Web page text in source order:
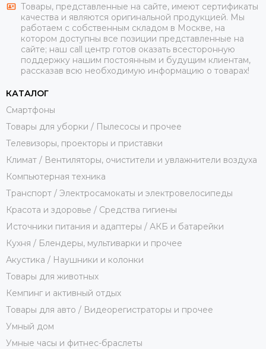
Товары, представленные на сайте, имеют сертификаты
качества и являются оригинальной продукцией. Мы
работаем с собственным складом в Москве, на
котором доступны все позиции представленные на
сайте; наш call центр готов оказать всесторонную
поддержку нашим постоянным и будущим клиентам,
рассказав всю необходимую информацию о товарах!
КАТАЛОГ
Смартфоны
Товары для уборки / Пылесосы и прочее
Телевизоры, проекторы и приставки
Климат / Вентиляторы, очистители и увлажнители воздуха
Компьютерная техника
Транспорт / Электросамокаты и электровелосипеды
Красота и здоровье / Средства гигиены
Источники питания и адаптеры / АКБ и батарейки
Кухня / Блендеры, мультиварки и прочее
Акустика / Наушники и колонки
Товары для животных
Кемпинг и активный отдых
Товары для авто / Видеорегистраторы и прочее
Умный дом
Умные часы и фитнес-браслеты